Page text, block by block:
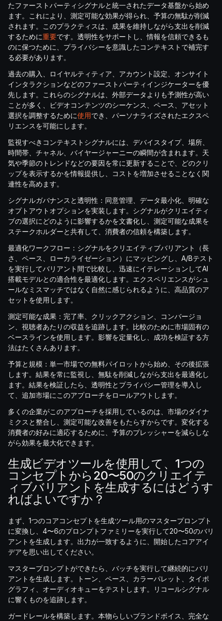
たファーストパーティシグナルと統一されたデータ基盤から始め
ます。これにより、測定可能な効果が得られ、予算の無駄が削減
されます。このプラクティスは、成果を維持しながら支出を削減
するために重要です。透明性をサポートし、情報を信頼できるも
のに保つために、プライバシーを意識したコンテキストで補完す
る必要があります。
過去の購入、ロイヤルティティア、アカウント設定、オンサイト
インタラクションなどのファーストパーティインジケーターを優
先します。これらのシグナルは、外部データよりも予測性が高い
ことが多く、ビデオコンテンツのシーケンス、ペース、アセット
選択を調整するために使用でき、パーソナライズされたエクスペ
リエンスを可能にします。
監視すべきコンテキストシグナルには、デバイスタイプ、場所、
時間帯、チャネル、バイヤージャーニーの瞬間が含まれます。天
気や季節のトレンドなどの要因を常に更新することで、どのクリ
ップを表示するかを情報提供し、コストを増加させることなく関
連性を高めます。
シグナルガバナンスと透明性：同意管理、データ最小化、明確な
オプトアウトオプションを実装します。シグナルがクリエイティ
ブの選択にどのように影響するかを文書化し、測定可能な成果を
ステークホルダーと共有して、消費者の信頼を構築します。
最適化ワークフロー：シグナルをクリエイティブバリアント（長
さ、ペース、ローカライゼーション）にマッピングし、A/Bテスト
を実行してバリアント間で比較し、迅速にイテレーションしてAI
搭載モデルとの適合性を最適化します。エクスペリエンスがシュ
ールなミスマッチではなく自然に感じられるように、高品質のア
セットを使用します。
測定可能な成果：完了率、クリックアクション、コンバージョ
ン、視聴者あたりの収益を追跡します。比較のために市場固有の
ベースラインを使用します。影響を定量化し、成功を検証する方
法はたくさんあります。
予算と規模：単一市場での無料パイロットから始め、その後拡張
します。結果を常に監視し、無駄を削減しながら支出を最適化し
ます。結果を検証したら、透明性とプライバシー管理を導入し
て、追加市場にこのアプローチをロールアウトします。
多くの企業がこのアプローチを採用しているのは、市場のダイナ
ミクスと整合し、測定可能な改善をもたらすからです。変化する
消費者の好みに適応するために、予算のプレッシャーを減らしな
がら効果を最大化できます。
生成ビデオツールを使用して、1つの
コンセプトから20〜50のクリエイテ
ィブバリアントを生成するにはどうす
ればよいですか？
まず、1つのコアコンセプトを生成ツール用のマスタープロンプト
に変換し、4〜6のプロンプトファミリーを実行して20〜50のバリ
アントを生成します。出力が一致するように、開始したコアアイ
デアを思い出してください。
マスタープロンプトができたら、バッチを実行して継続的にバリ
アントを生成します。トーン、ペース、カラーパレット、タイポ
グラフィ、オーディオキューをテストします。リコールシグナル
に響くものを追跡します。
ガードレールを構築します。本物らしいブランドボイス、完全な